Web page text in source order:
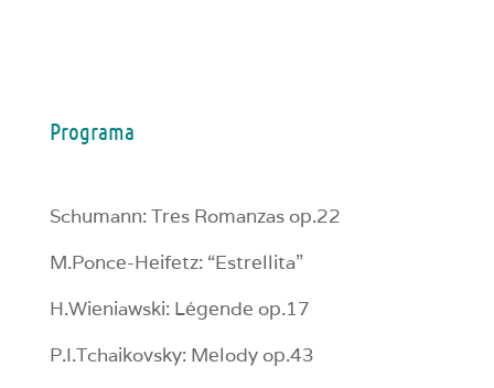
Programa
Schumann: Tres Romanzas op.22
M.Ponce-Heifetz: “Estrellita”
H.Wieniawski: Légende op.17
P.I.Tchaikovsky: Melody op.43